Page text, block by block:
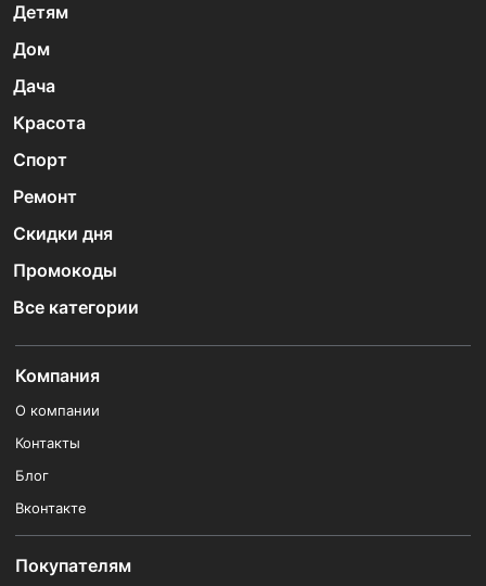
Детям
Дом
Дача
Красота
Спорт
Ремонт
Скидки дня
Промокоды
Все категории
Компания
О компании
Контакты
Блог
Вконтакте
Покупателям